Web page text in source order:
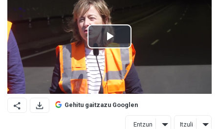
Gehitu gaitzazu Googlen
Entzun Itzuli